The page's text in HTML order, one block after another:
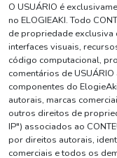
O USUÁRIO é
no ELOGIEAKI. Todo
de propriedade exclusiva
interfaces visuais,
código computacional,
comentários de
componentes do
autorais, marcas
outros direitos de
IP") associados ao
por direitos autorais,
comerciais e todos os